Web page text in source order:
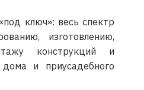
ключ»: весь спектр
изготовлению,
конструкций и
и приусадебного